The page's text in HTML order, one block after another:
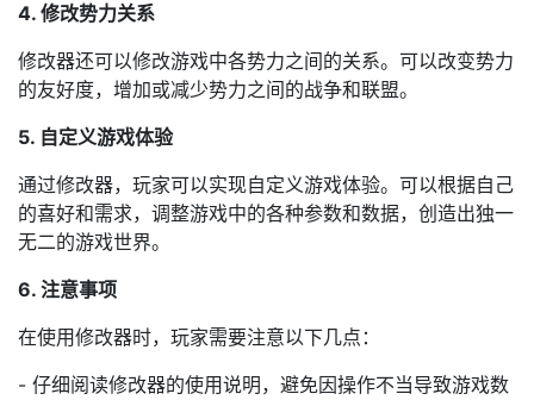
4. 修改势力关系
修改器还可以修改游戏中各势力之间的关系。可以改变势力
的友好度，增加或减少势力之间的战争和联盟。
5. 自定义游戏体验
通过修改器，玩家可以实现自定义游戏体验。可以根据自己
的喜好和需求，调整游戏中的各种参数和数据，创造出独一
无二的游戏世界。
6. 注意事项
在使用修改器时，玩家需要注意以下几点：
- 仔细阅读修改器的使用说明，避免因操作不当导致游戏数